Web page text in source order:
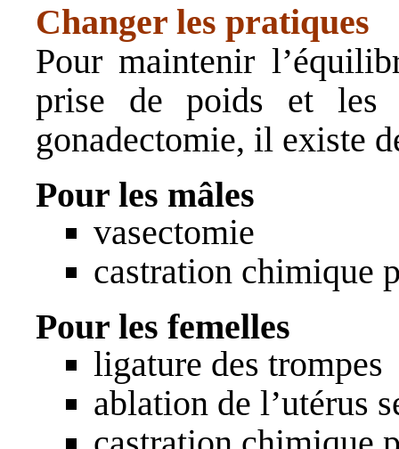
Changer les pratiques
Pour maintenir
prise de poids et les
gonadectomie, il existe
Pour les mâles
vasectomie
castration chimique
Pour les femelles
ligature des trompes
ablation de l’utérus